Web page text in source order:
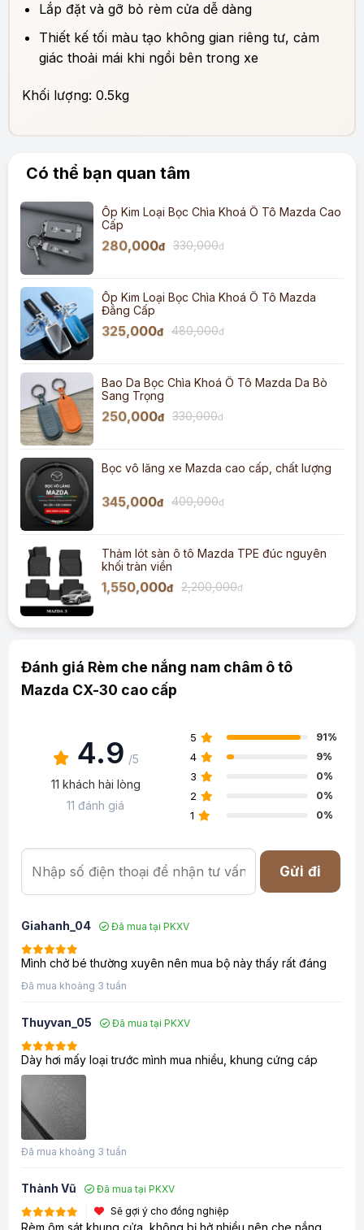
Lắp đặt và gỡ bỏ rèm cửa dễ dàng
Thiết kế tối màu tạo không gian riêng tư, cảm
giác thoải mái khi ngồi bên trong xe
Khối lượng: 0.5kg
Có thể bạn quan tâm
Ốp Kim Loại Bọc Chìa Khoá Ô Tô Mazda Cao
Cấp
280,000đ 330,000đ
Ốp Kim Loại Bọc Chìa Khoá Ô Tô Mazda
Đẳng Cấp
325,000đ 480,000đ
Bao Da Bọc Chìa Khoá Ô Tô Mazda Da Bò
Sang Trọng
250,000đ 330,000đ
Bọc vô lăng xe Mazda cao cấp, chất lượng
345,000đ 400,000đ
Thảm lót sàn ô tô Mazda TPE đúc nguyên
khối tràn viền
1,550,000đ 2,200,000đ
Đánh giá Rèm che nắng nam châm ô tô
Mazda CX-30 cao cấp
4.9 /5
11 khách hài lòng
11 đánh giá
5 91%
4 9%
3 0%
2 0%
1 0%
Gửi đi
Giahanh_04 Đã mua tại PKXV
Mình chở bé thường xuyên nên mua bộ này thấy rất đáng
Đã mua khoảng 3 tuần
Thuyvan_05 Đã mua tại PKXV
Dày hơi mấy loại trước mình mua nhiều, khung cứng cáp
Đã mua khoảng 3 tuần
Thành Vũ
Đã mua tại PKXV
Sẽ gợi ý cho đồng nghiệp
Rèm ôm sát khung cửa, không bị hở nhiều nên che nắng